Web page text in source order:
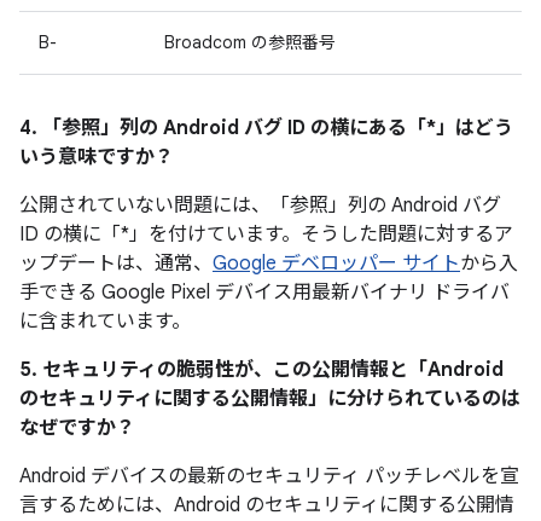
B- Broadcom の参照番号
4. 「参照」 列の Android バグ ID の横にある「*」はどう
いう意味ですか？
公開されていない問題には、「参照」 列の Android バグ
ID の横に「*」を付けています。そうした問題に対するア
ップデートは、通常、 Google デベロッパー サイトから入
手できる Google Pixel デバイス用最新バイナリ ドライバ
に含まれています。
5. セキュリティの脆弱性が、この公開情報と「Android
のセキュリティに関する公開情報」に分けられているのは
なぜですか？
Android デバイスの最新のセキュリティ パッチレベルを宣
言するためには、Android のセキュリティに関する公開情